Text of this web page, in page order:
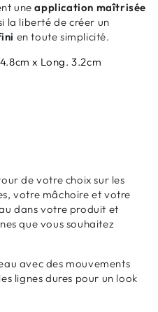
uneapplication maîtrisée
la liberté de créer un
en toute simplicité.
x Long. 3.2cm
de votre choix sur les
votre mâchoire et votre
dans votre produit et
que vous souhaitez
avec des mouvements
lignes dures pour un look